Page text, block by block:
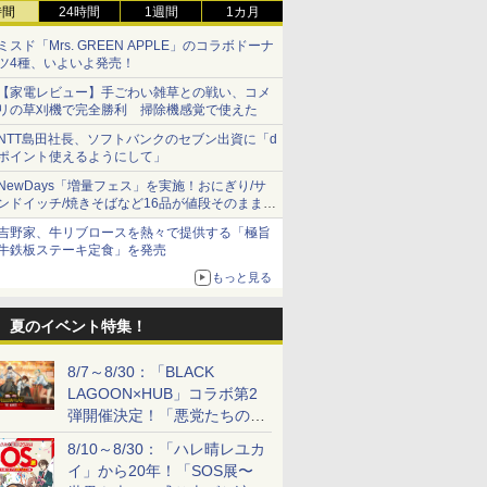
24時間 1週間 1カ月
スド「Mrs. GREEN APPLE」のコラボドーナ
4種、いよいよ発売！
家電レビュー】手ごわい雑草との戦い、コメ
の草刈機で完全勝利 掃除機感覚で使えた
島田社長、ソフトバンクのセブン出資に「d
イント使えるようにして」
「増量フェス」を実施！おにぎり/サ
ドイッチ/焼きそばなど16品が値段そのままで
リュームアップ
野家、牛リブロースを熱々で提供する「極旨
鉄板ステーキ定食」を発売
もっと見る
夏のイベント特集！
8/7～8/30：「BLACK
LAGOON×HUB」コラボ第2
弾開催決定！「悪党たちの休
日」がテーマに
8/10～8/30：「ハレ晴レユカ
イ」から20年！「SOS展〜